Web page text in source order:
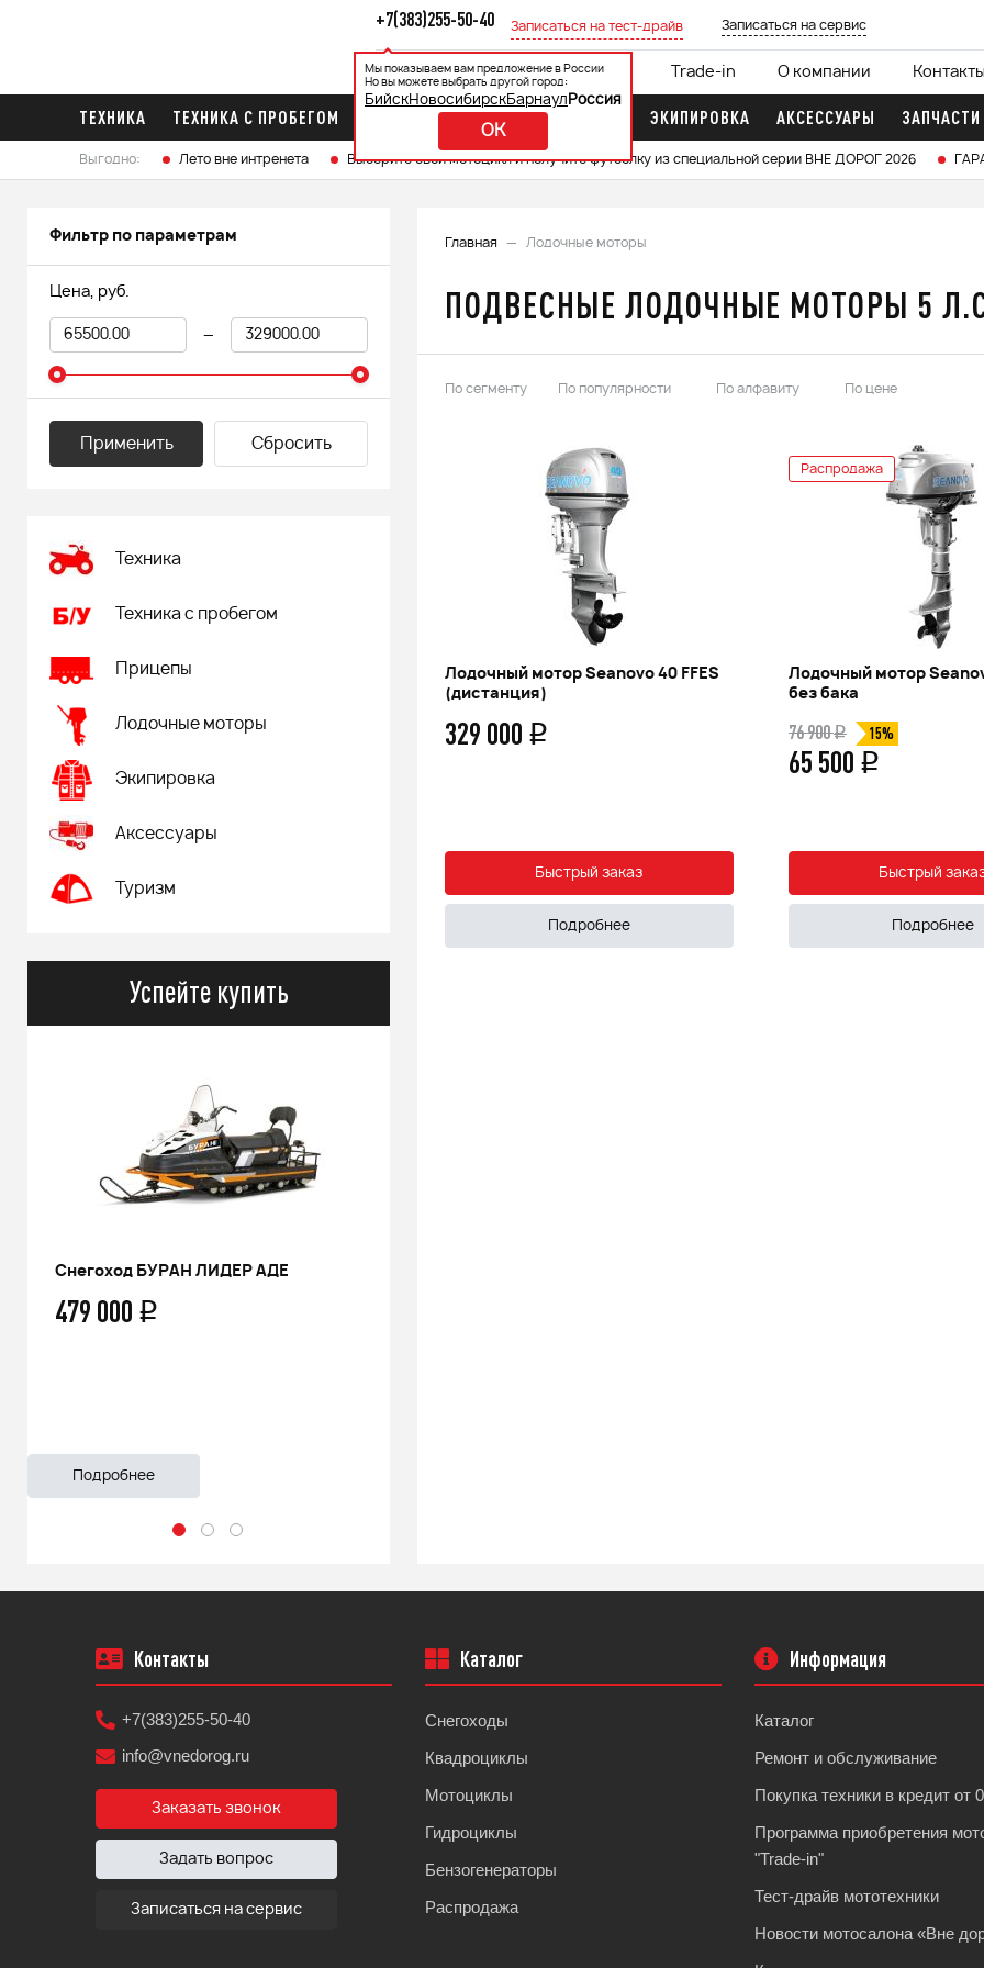
+7(383)255-50-40
Мы показываем вам предложение в России
Но вы можете выбрать другой город:
БийскНовосибирскБарнаул Россия
OK
Записаться на тест-драйв Записаться на сервис
Каталог Акции Кредит 0% Trade-in О компании Контакты
ТЕХНИКА ТЕХНИКА С ПРОБЕГОМ ЛОДОЧНЫЕ МОТОРЫ ЭКИПИРОВКА АКСЕССУАРЫ ЗАПЧАСТИ
Выгодно: Лето вне интренета Выберите свой мотоцикл и получите футболку из специальной серии ВНЕ ДОРОГ 2026
Главная Лодочные моторы
ПОДВЕСНЫЕ ЛОДОЧНЫЕ МОТОРЫ 5
Фильтр по параметрам
Цена, руб.
—
Применить Сбросить
Техника
Техника с пробегом
Прицепы
Лодочные моторы
Экипировка
Аксессуары
Туризм
Успейте купить
Снегоход БУРАН ЛИДЕР АДЕ
479 000 q
Подробнее
По сегменту По популярности По алфавиту По цене
Лодочный мотор Seanovo 40 FFES
(дистанция)
329 000 q
Быстрый заказ
Подробнее
Распродажа
Лодочный мотор
без бака
76 900q 15%
65 500 q
Быстрый
Подробнее
Контакты
+7(383)255-50-40
info@vnedorog.ru
Заказать звонок
Задать вопрос
Записаться на сервис
Каталог
Снегоходы
Квадроциклы
Мотоциклы
Гидроциклы
Бензогенераторы
Распродажа
Информация
Каталог
Ремонт и обслуживание
Покупка техники в кредит от
Программа приобретения
"Trade-in"
Тест-драйв мототехники
Новости мотосалона «Вне